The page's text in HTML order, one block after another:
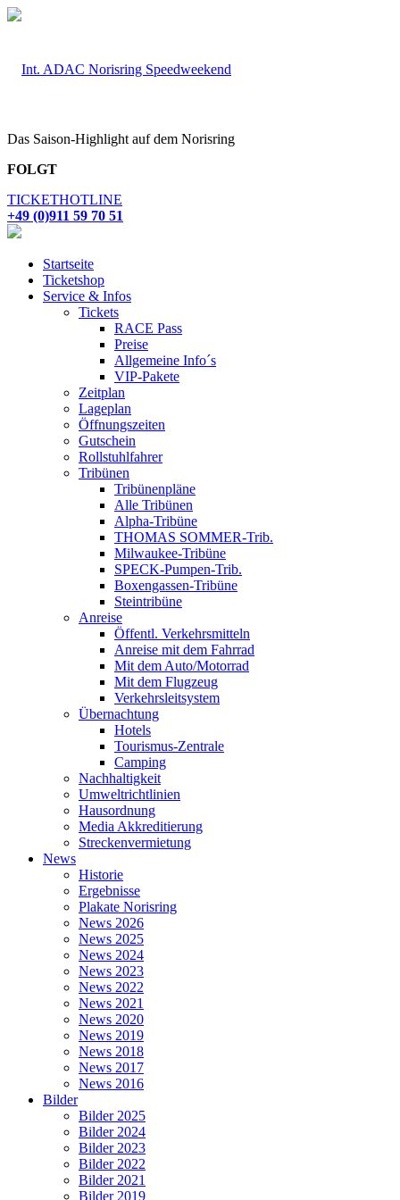
Das Saison-Highlight auf dem Norisring
FOLGT
TICKETHOTLINE
+49 (0)911 59 70 51
Startseite
Ticketshop
Service & Infos
Tickets
RACE Pass
Preise
Allgemeine Info´s
VIP-Pakete
Zeitplan
Lageplan
Öffnungszeiten
Gutschein
Rollstuhlfahrer
Tribünen
Tribünenpläne
Alle Tribünen
Alpha-Tribüne
THOMAS SOMMER-Trib.
Milwaukee-Tribüne
SPECK-Pumpen-Trib.
Boxengassen-Tribüne
Steintribüne
Anreise
Öffentl. Verkehrsmitteln
Anreise mit dem Fahrrad
Mit dem Auto/Motorrad
Mit dem Flugzeug
Verkehrsleitsystem
Übernachtung
Hotels
Tourismus-Zentrale
Camping
Nachhaltigkeit
Umweltrichtlinien
Hausordnung
Media Akkreditierung
Streckenvermietung
News
Historie
Ergebnisse
Plakate Norisring
News 2026
News 2025
News 2024
News 2023
News 2022
News 2021
News 2020
News 2019
News 2018
News 2017
News 2016
Bilder
Bilder 2025
Bilder 2024
Bilder 2023
Bilder 2022
Bilder 2021
Bilder 2019